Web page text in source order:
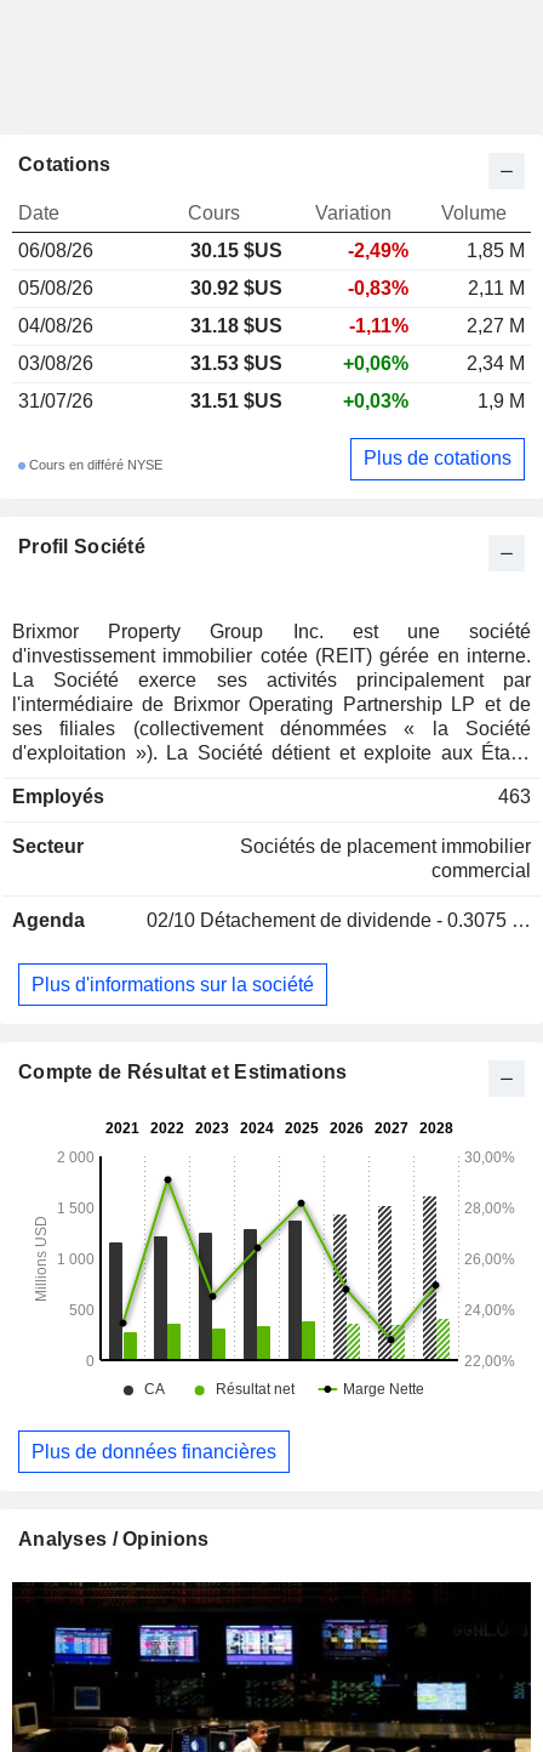
Profil Société
Brixmor Property Group Inc. est une société
d'investissement immobilier cotée (REIT) gérée en interne.
La Société exerce ses activités principalement par
l'intermédiaire de Brixmor Operating Partnership LP et de
ses filiales (collectivement dénommées « la Société
d'exploitation »). La Société détient et exploite aux États-
mesurés en surface locative brute (SLB), composés
quartier. Le portefeuille de la Société comprend environ 344
centres commerciaux (le « Portefeuille »), totalisant 62
biens immobiliers de la Société figurent notamment Dickson
Old Bridge Gateway, Pointe Orlando, Shops at Palm Lakes,
Stewart Plaza, Tinley Park Plaza, Tyrone Gardens, Vail
national de la société est principalement situé dans des
Employés 463
Secteur
Sociétés de placement immobilier
commercial
Agenda 02/10 Détachement de dividende - 0.3075 USD
Plus d'informations sur la société
Cotations
Date Cours Variation
Volume
06/08/26
30.15 $US -2,49%
1,85 M
05/08/26
30.92 $US -0,83%
2,11 M
04/08/26
31.18 $US -1,11%
2,27 M
03/08/26
31.53 $US +0,06%
2,34 M
31/07/26
31.51 $US +0,03% 1,9 M
Cours en différé NYSE Plus de cotations
Compte de Résultat et Estimations
Plus de données financières
Analyses / Opinions